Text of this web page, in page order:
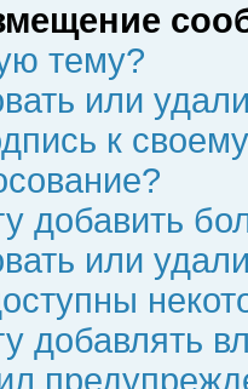
тему?
или
к
добавить
или
добавлять